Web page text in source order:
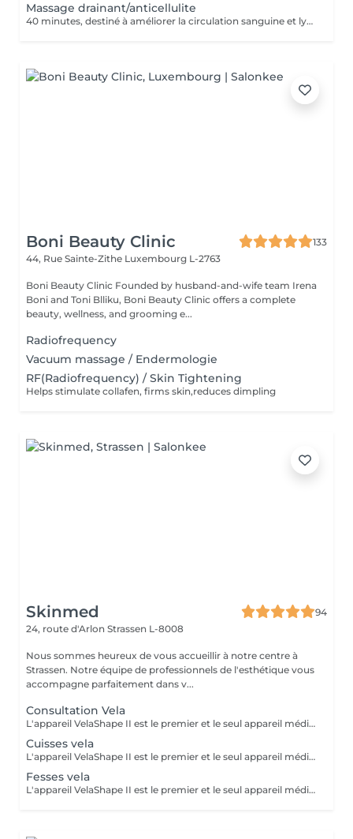
Massage drainant/anticellulite
40 minutes, destiné à améliorer la circulation sanguine et lymphatique, élimination des cellulites.
Boni Beauty Clinic
133
44, Rue Sainte-Zithe Luxembourg L-2763
Boni Beauty Clinic Founded by husband-and-wife team Irena
Boni and Toni Blliku, Boni Beauty Clinic offers a complete
beauty, wellness, and grooming e...
Radiofrequency
Vacuum massage / Endermologie
RF(Radiofrequency) / Skin Tightening
Helps stimulate collafen, firms skin,reduces dimpling
Skinmed
94
24, route d'Arlon Strassen L-8008
Nous sommes heureux de vous accueillir à notre centre à
Strassen. Notre équipe de professionnels de l'esthétique vous
accompagne parfaitement dans v...
Consultation Vela
L'appareil VelaShape II est le premier et le seul appareil médical qui a fait ses preuves en remodelage corps. Le VelaShape II est une technologie qui combine le palper-rouler à des radiofréquences et à de la lumière infrarouge. Le palper-rouler « casse » les capitons graisseux et stimule la circulation sanguine et le drainage lymphatique. Quant aux radiofréquences et à la lumière infrarouge, elles agissent dans les couches profondes de la peau, soit l'hypoderme et le derme où l'on retrouve les cellules adipeuses et les fibres de collagène. Les radiofréquences et la lumière infrarouge activent le métabolisme des cellules graisseuses pour en diminuer la grosseur tout en stimulant la contraction et la production des fibres de collagène. L'objectif est de chauffer les graisses afin de récupérer la fermeté et l'aspect lisse de la peau. Un ensemble de 10 séances rapprochées sont nécessaires pour atteindre un résultat optimal. Après cette phase il faut maintenir le résultat obtenu par des séances d'entretien tous les 2 mois. Nous vous proposons une séance de Velashape à partir de 60€ selon la zone à traiter. Contre-indications : porteurs de stimulateur cardiaque ou prothèse métallique, diabétiques, preneurs d'anti- coagulants, enceinte ou allaitante, maladies veineuses, infiltration, tumeur cancéreuse
Cuisses vela
L'appareil VelaShape II est le premier et le seul appareil médical qui a fait ses preuves en remodelage corps. Le VelaShape II est une technologie qui combine le palper-rouler à des radiofréquences et à de la lumière infrarouge. Le palper-rouler « casse » les capitons graisseux et stimule la circulation sanguine et le drainage lymphatique. Quant aux radiofréquences et à la lumière infrarouge, elles agissent dans les couches profondes de la peau, soit l'hypoderme et le derme où l'on retrouve les cellules adipeuses et les fibres de collagène. Les radiofréquences et la lumière infrarouge activent le métabolisme des cellules graisseuses pour en diminuer la grosseur tout en stimulant la contraction et la production des fibres de collagène. L'objectif est de chauffer les graisses afin de récupérer la fermeté et l'aspect lisse de la peau. Un ensemble de 10 séances rapprochées sont nécessaires pour atteindre un résultat optimal. Après cette phase il faut maintenir le résultat obtenu par des séances d'entretien tous les 2 mois. Nous vous proposons une séance de Velashape à partir de 60€ selon la zone à traiter. Contre-indications : porteurs de stimulateur cardiaque ou prothèse métallique, diabétiques, preneurs d'anti- coagulants, enceinte ou allaitante, maladies veineuses, infiltration, tumeur cancéreuse
Fesses vela
L'appareil VelaShape II est le premier et le seul appareil médical qui a fait ses preuves en remodelage corps. Le VelaShape II est une technologie qui combine le palper-rouler à des radiofréquences et à de la lumière infrarouge. Le palper-rouler « casse » les capitons graisseux et stimule la circulation sanguine et le drainage lymphatique. Quant aux radiofréquences et à la lumière infrarouge, elles agissent dans les couches profondes de la peau, soit l'hypoderme et le derme où l'on retrouve les cellules adipeuses et les fibres de collagène. Les radiofréquences et la lumière infrarouge activent le métabolisme des cellules graisseuses pour en diminuer la grosseur tout en stimulant la contraction et la production des fibres de collagène. L'objectif est de chauffer les graisses afin de récupérer la fermeté et l'aspect lisse de la peau. Un ensemble de 10 séances rapprochées sont nécessaires pour atteindre un résultat optimal. Après cette phase il faut maintenir le résultat obtenu par des séances d'entretien tous les 2 mois. Nous vous proposons une séance de Velashape à partir de 60€ selon la zone à traiter. Contre-indications : porteurs de stimulateur cardiaque ou prothèse métallique, diabétiques, preneurs d'anti- coagulants, enceinte ou allaitante, maladies veineuses, infiltration, tumeur cancéreuse